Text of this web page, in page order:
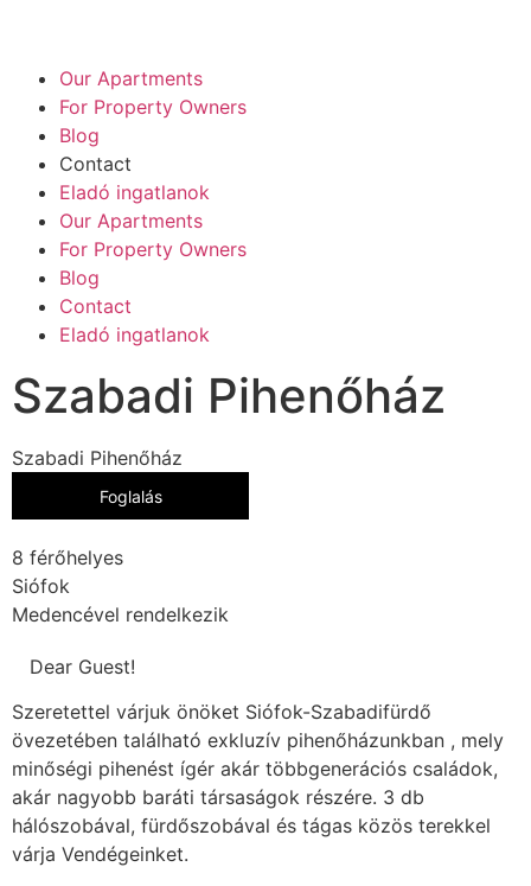
Our Apartments
For Property Owners
Blog
Contact
Eladó ingatlanok
Our Apartments
For Property Owners
Blog
Contact
Eladó ingatlanok
Szabadi Pihenőház
Szabadi Pihenőház
8 férőhelyes
Siófok
Medencével rendelkezik
‎‎ ‎ ‎ ‎Dear Guest!
Szeretettel várjuk önöket Siófok-Szabadifürdő
övezetében található exkluzív pihenőházunkban , mely
minőségi pihenést ígér akár többgenerációs családok,
akár nagyobb baráti társaságok részére. 3 db
hálószobával, fürdőszobával és tágas közös terekkel
várja Vendégeinket.